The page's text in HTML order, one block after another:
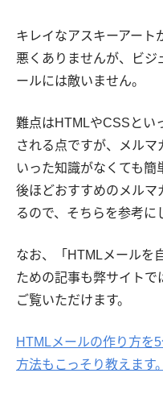
キレイなアスキーアート
悪くありませんが、ビジ
ールには敵いません。
難点はHTMLやCSSとい
される点ですが、メルマ
いった知識がなくても簡
後ほどおすすめのメルマ
るので、そちらを参考に
なお、「HTMLメールを
ための記事も弊サイトで
ご覧いただけます。
HTMLメールの作り方を
方法もこっそり教えます。